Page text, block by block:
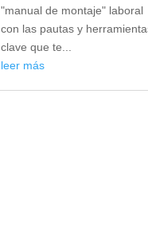
"manual de montaje" laboral
con las pautas y
clave que te...
leer más